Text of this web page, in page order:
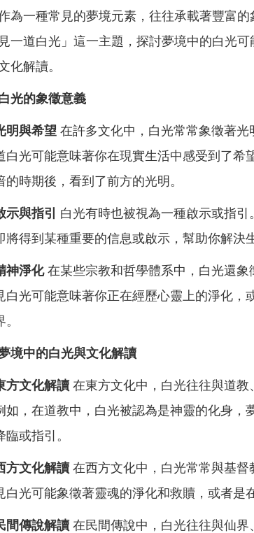
為一種常見的夢境元素，往往承載著豐富
見一道白光」這一主題，探討夢境中的白光
化解讀。
光的象徵意義
明與希望 在許多文化中，白光常常象徵著
白光可能意味著你在現實生活中感受到了希
的時期後，看到了前方的光明。
示與指引
白光有時也被視為一種啟示或指
將得到某種重要的信息或啟示，幫助你解決
神淨化在某些宗教和哲學體系中，白光還象
白光可能意味著你正在經歷心靈上的淨化，
。
境中的白光與文化解讀
方文化解讀 在東方文化中，白光往往與道教
如，在道教中，白光被認為是神靈的化身，
臨或指引。
方文化解讀 在西方文化中，白光常常與基
白光可能象徵著靈魂的淨化和救贖，或者是
間傳說解讀 在民間傳說中，白光往往與仙界